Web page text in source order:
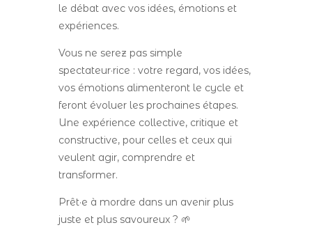
le débat avec vos idées, émotions et
expériences.
Vous ne serez pas simple
spectateur·rice : votre regard, vos idées,
vos émotions alimenteront le cycle et
feront évoluer les prochaines étapes.
Une expérience collective, critique et
constructive, pour celles et ceux qui
veulent agir, comprendre et
transformer.
Prêt·e à mordre dans un avenir plus
juste et plus savoureux ? 🌱